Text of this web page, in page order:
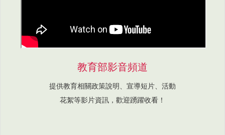
教育部影音頻道
提供教育相關政策說明、宣導短片、活動
花絮等影片資訊，歡迎踴躍收看！